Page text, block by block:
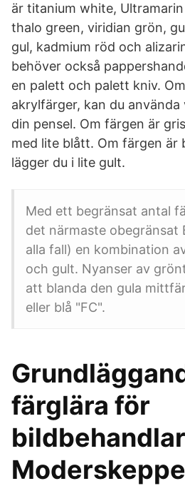
är titanium white,
thalo green, viridian grön,
gul, kadmium röd och
behöver också
en palett och palett kniv.
akrylfärger, kan du
din pensel. Om färgen är
med lite blått. Om färgen är
lägger du i lite gult.
Med ett begränsat antal
det närmaste obegränsat
alla fall) en kombination
och gult. Nyanser av
att blanda den gula
eller blå "FC".
färglära för